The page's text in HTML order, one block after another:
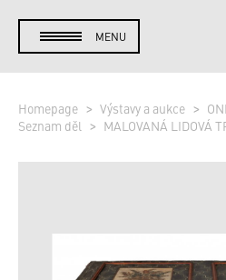
MENU
Homepage Výstavy a aukce
Seznam děl
MALOVANÁ LIDOVÁ